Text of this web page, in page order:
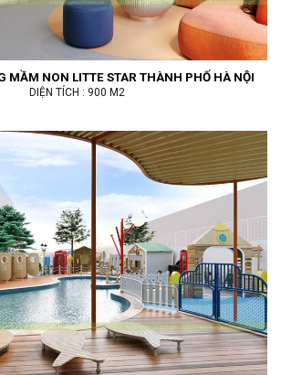
MẦM NON LITTE STAR THÀNH PHỐ HÀ NỘI
DIỆN TÍCH : 900 M2